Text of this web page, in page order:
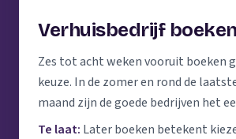
Verhuisbedrijf boeken
Zes tot acht weken vooruit boeken
keuze. In de zomer en rond de
maand zijn de goede bedrijven het
Te laat: Later boeken betekent